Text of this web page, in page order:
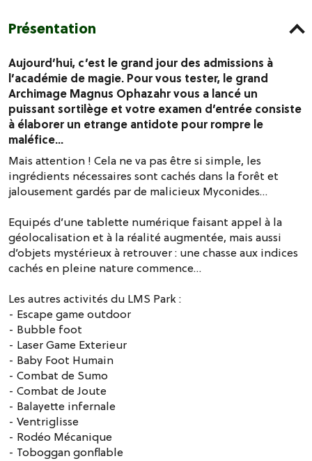
Présentation
Aujourd’hui, c’est le grand jour des admissions à
l’académie de magie. Pour vous tester, le grand
Archimage Magnus Ophazahr vous a lancé un
puissant sortilège et votre examen d’entrée consiste
à élaborer un etrange antidote pour rompre le
maléfice…
Mais attention ! Cela ne va pas être si simple, les
ingrédients nécessaires sont cachés dans la forêt et
jalousement gardés par de malicieux Myconides…
Equipés d’une tablette numérique faisant appel à la
géolocalisation et à la réalité augmentée, mais aussi
d’objets mystérieux à retrouver : une chasse aux indices
cachés en pleine nature commence…
Les autres activités du LMS Park :
- Escape game outdoor
- Bubble foot
- Laser Game Exterieur
- Baby Foot Humain
- Combat de Sumo
- Combat de Joute
- Balayette infernale
- Ventriglisse
- Rodéo Mécanique
- Toboggan gonflable